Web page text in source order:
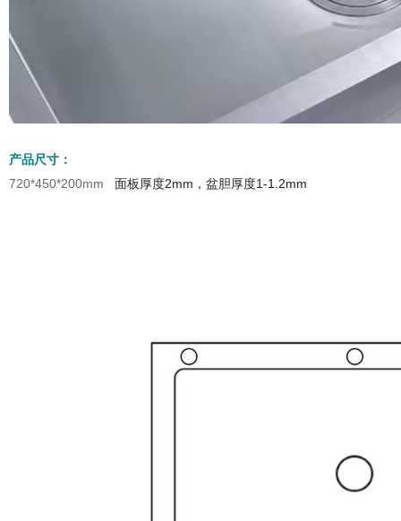
产品尺寸：
720*450*200mm 面板厚度2mm，盆胆厚度1-1.2mm